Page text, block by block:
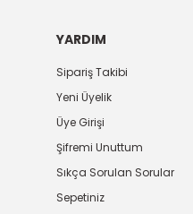
YARDIM
Sipariş Takibi
Yeni Üyelik
Üye Girişi
Şifremi Unuttum
Sıkça Sorulan Sorular
Sepetiniz